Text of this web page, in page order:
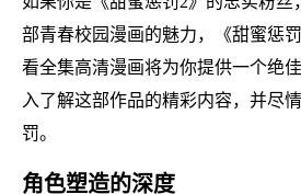
部青春校园漫画的魅力，《甜蜜惩
看全集高清漫画将为你提供一个绝
入了解这部作品的精彩内容，并尽
罚。
角色塑造的深度